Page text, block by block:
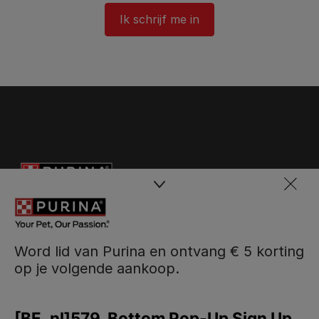
Ik schrijf me in
Word lid van Purina en ontvang € 5 korting
op je volgende aankoop.